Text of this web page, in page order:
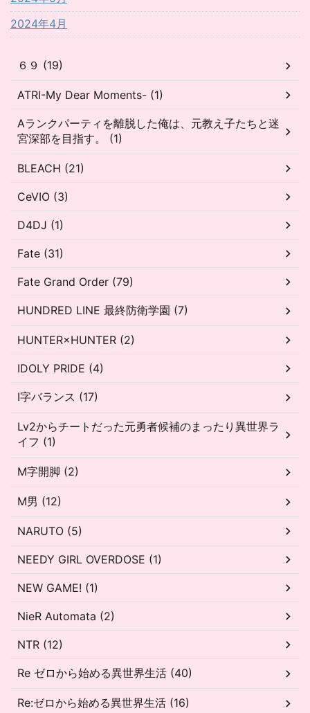
2024年4月
６９ (19)
ATRI-My Dear Moments- (1)
Aランクパーティを離脱した俺は、元教え子たちと迷
宮深部を目指す。 (1)
BLEACH (21)
CeVIO (3)
D4DJ (1)
Fate (31)
Fate Grand Order (79)
HUNDRED LINE 最終防衛学園 (7)
HUNTER×HUNTER (2)
IDOLY PRIDE (4)
I字バランス (17)
Lv2からチートだった元勇者候補のまったり異世界ラ
イフ (1)
M字開脚 (2)
M男 (12)
NARUTO (5)
NEEDY GIRL OVERDOSE (1)
NEW GAME! (1)
NieR Automata (2)
NTR (12)
Re ゼロから始める異世界生活 (40)
Re:ゼロから始める異世界生活 (16)